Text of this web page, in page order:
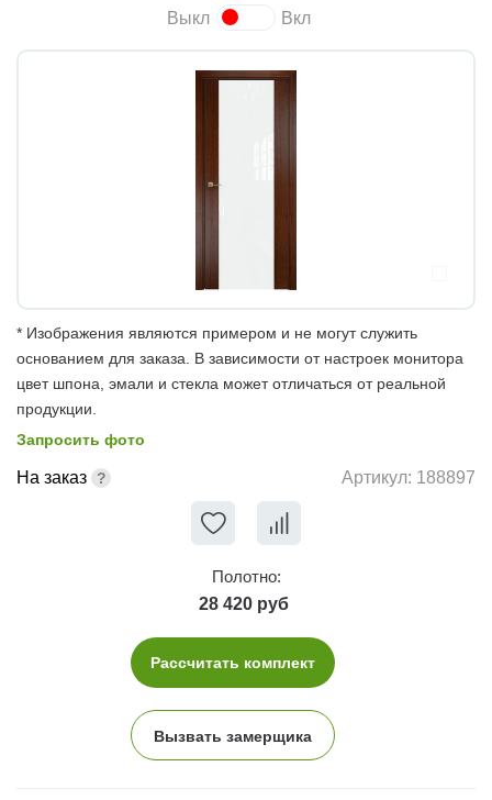
Выкл Вкл
* Изображения являются примером и не могут служить
основанием для заказа. В зависимости от настроек монитора
цвет шпона, эмали и стекла может отличаться от реальной
продукции.
Запросить фото
На заказ Артикул: 188897
Полотно:
28 420 руб
Рассчитать комплект
Вызвать замерщика